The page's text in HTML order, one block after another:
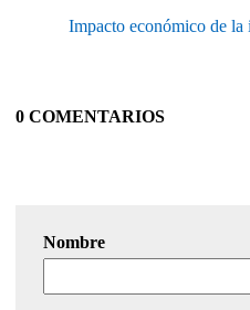
Impacto económico de la
0 COMENTARIOS
Nombre